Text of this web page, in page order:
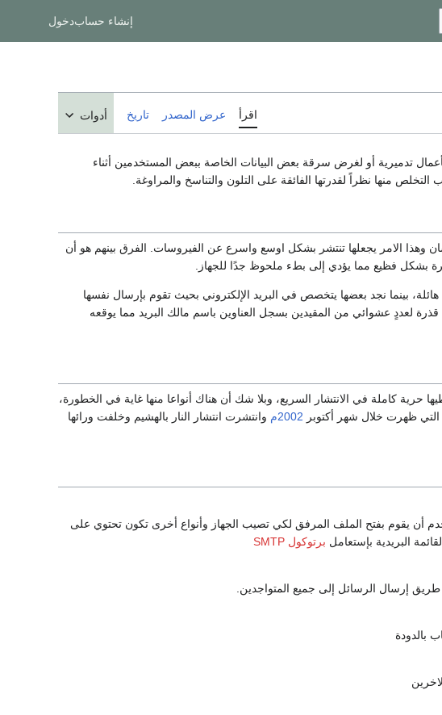
إنشاء حسابدخول
اقرأ عرض المصدر تاريخ أدوات
تدميرية أو لغرض سرقة بعض البيانات الخاصة ببعض المستخدمين أثناء
منها نظراً لقدرتها الفائقة على التلون والتناسخ والمراوغة.
وهذا الامر يجعلها تنتشر بشكل اوسع واسرع عن الفيروسات. الفرق بينهم هو أن
بشكل فظيع مما يؤدي إلى بطء ملحوظ جدًا للجهاز.
بينما نجد بعضها يتخصص في البريد الإلكتروني بحيث تقوم بإرسال نفسها
لعددٍ عشوائي من المقيدين بسجل العناوين باسم مالك البريد مما يوقعه
حرية كاملة في الانتشار السريع، وبلا شك أن هناك أنواعا منها غاية في الخطورة،
2002م
وانتشرت انتشار النار بالهشيم وخلفت ورائها
أن يقوم بفتح الملف المرفق لكي تصيب الجهاز وأنواع أخرى تكون تحتوي على
البريدية بإستعامل برتوكول SMTP
طريق إرسال الرسائل إلى جميع المتواجدين.
بالدودة